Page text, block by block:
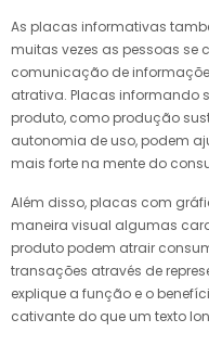
As placas informativas
muitas vezes as pessoas se
comunicação de
atrativa. Placas informando
produto, como produção
autonomia de uso, podem
mais forte na mente do
Além disso, placas com
maneira visual algumas
produto podem atrair
transações através de
explique a função e o
cativante do que um texto